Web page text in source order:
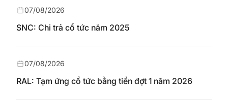
SNC: Chi trả cổ tức năm 2025
07/08/2026
RAL: Tạm ứng cổ tức bằng tiền đợt 1 năm 2026
07/08/2026